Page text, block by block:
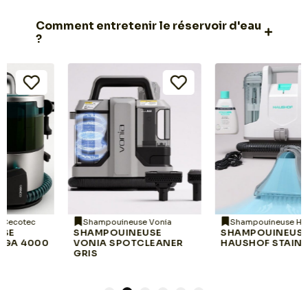
Comment entretenir le réservoir d'eau
?
Shampouineuse Vonia
SHAMPOUINEUSE
VONIA SPOTCLEANER
Shampouineuse Haushof
SHAMPOUINEUSE
HAUSHOF STAINZAPPER